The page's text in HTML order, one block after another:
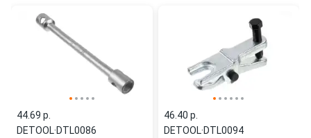
44.69 p.
DETOOL·DTL0086
46.40 p.
DETOOL·DTL0094